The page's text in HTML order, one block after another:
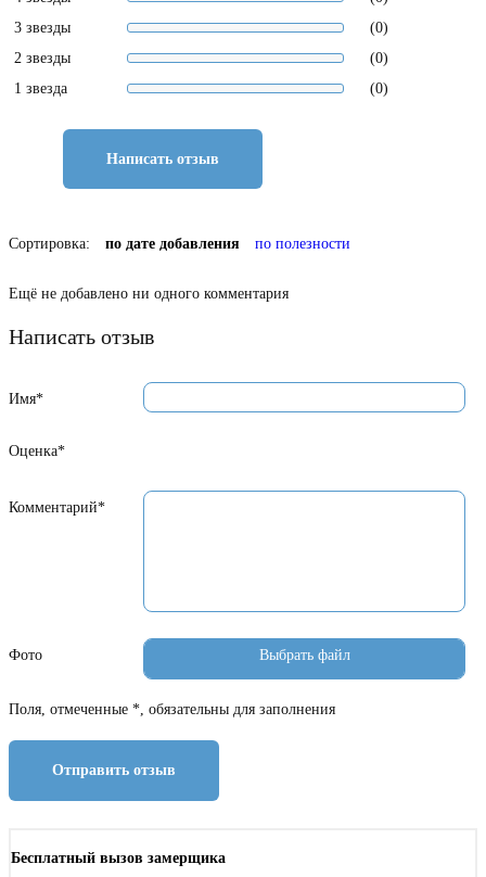
3 звезды
(0)
2 звезды
(0)
1 звезда
(0)
Написать отзыв
Сортировка: по дате добавления по полезности
Ещё не добавлено ни одного комментария
Написать отзыв
Имя*
Оценка*
Комментарий*
Фото
Поля, отмеченные *, обязательны для заполнения
Отправить отзыв
Бесплатный вызов замерщика